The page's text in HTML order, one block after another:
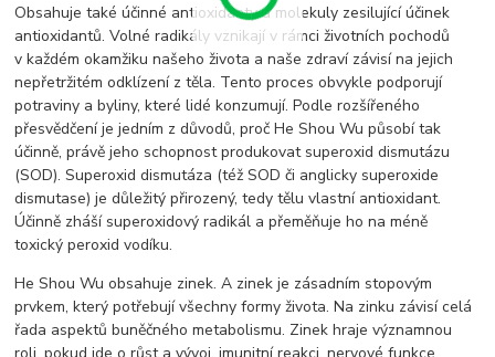
Obsahuje také účinné antioxidanty a molekuly zesilující účinek
antioxidantů. Volné radikály vznikají v rámci životních pochodů
v každém okamžiku našeho života a naše zdraví závisí na jejich
nepřetržitém odklízení z těla. Tento proces obvykle podporují
potraviny a byliny, které lidé konzumují. Podle rozšířeného
přesvědčení je jedním z důvodů, proč He Shou Wu působí tak
účinně, právě jeho schopnost produkovat superoxid dismutázu
(SOD). Superoxid dismutáza (též SOD či anglicky superoxide
dismutase) je důležitý přirozený, tedy tělu vlastní antioxidant.
Účinně zháší superoxidový radikál a přeměňuje ho na méně
toxický peroxid vodíku.
He Shou Wu obsahuje zinek. A zinek je zásadním stopovým
prvkem, který potřebují všechny formy života. Na zinku závisí celá
řada aspektů buněčného metabolismu. Zinek hraje významnou